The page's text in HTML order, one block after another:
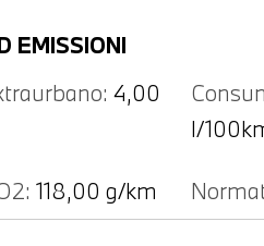
EMISSIONI
4,00
l/
118,00 g/km